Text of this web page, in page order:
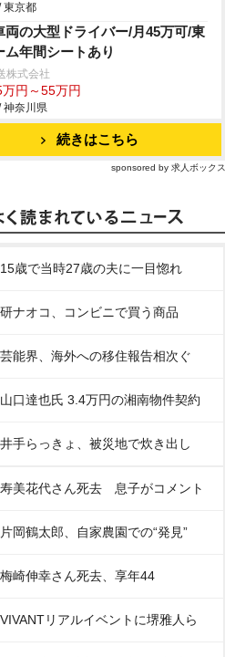
東京都
両の大型ドライバー/月45万可/東
ム年間シートあり
株式会社
万円～55万円
神奈川県
続きはこちら
sponsored by 求人ボックス
15歳で当時27歳の夫に一目惚れ
研ナオコ、コンビニで買う商品
芸能界、海外への移住報告相次ぐ
山口達也氏 3.4万円の湘南物件契約
井手らっきょ、被災地で炊き出し
寿美花代さん死去 息子がコメント
片岡鶴太郎、自家農園での“発見”
梅崎伸幸さん死去、享年44
VIVANTリアルイベントに堺雅人ら